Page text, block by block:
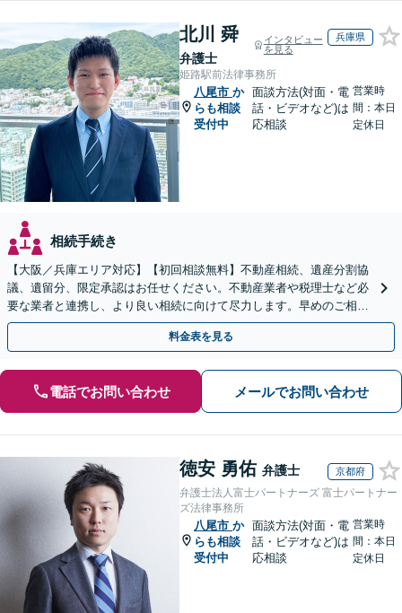
北川 舜
弁護士
インタビュー
を見る
兵庫県
姫路駅前法律事務所
八尾市 か
らも相談
受付中
面談方法(対面・電
話・ビデオなど)は
応相談
営業時
間：本日
定休日
相続手続き
【大阪／兵庫エリア対応】【初回相談無料】不動産相続、遺産分割協
議、遺留分、限定承認はお任せください。不動産業者や税理士など必
要な業者と連携し、より良い相続に向けて尽力します。早めのご相談
が複雑化を防ぐカギとなります【休日相談可】
料金表を見る
電話でお問い合わせ メールでお問い合わせ
徳安 勇佑 弁護士 京都府
弁護士法人富士パートナーズ 富士パートナー
ズ法律事務所
八尾市 か
らも相談
受付中
面談方法(対面・電
話・ビデオなど)は
応相談
営業時
間：本日
定休日